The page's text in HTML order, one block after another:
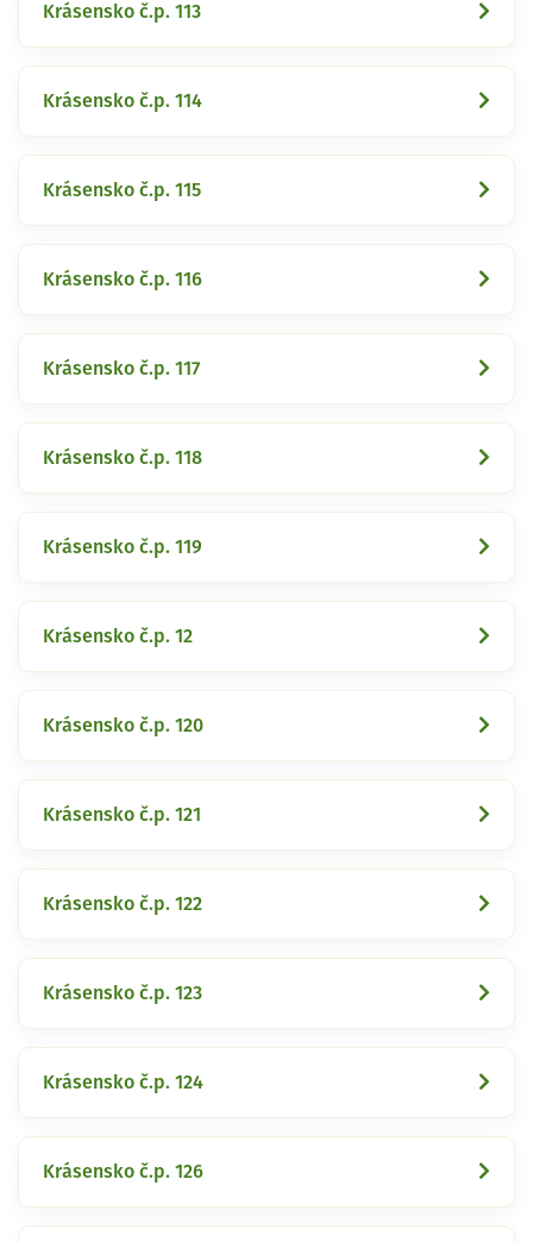
Krásensko č.p. 113
Krásensko č.p. 114
Krásensko č.p. 115
Krásensko č.p. 116
Krásensko č.p. 117
Krásensko č.p. 118
Krásensko č.p. 119
Krásensko č.p. 12
Krásensko č.p. 120
Krásensko č.p. 121
Krásensko č.p. 122
Krásensko č.p. 123
Krásensko č.p. 124
Krásensko č.p. 126